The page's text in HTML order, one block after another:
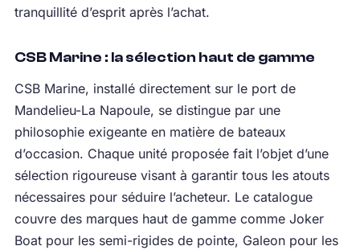
tranquillité d’esprit après l’achat.
CSB Marine : la sélection haut de gamme
CSB Marine, installé directement sur le port de
Mandelieu-La Napoule, se distingue par une
philosophie exigeante en matière de bateaux
d’occasion. Chaque unité proposée fait l’objet d’une
sélection rigoureuse visant à garantir tous les atouts
nécessaires pour séduire l’acheteur. Le catalogue
couvre des marques haut de gamme comme Joker
Boat pour les semi-rigides de pointe, Galeon pour les